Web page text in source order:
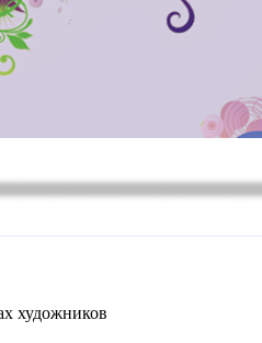
художников